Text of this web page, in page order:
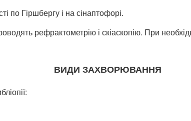
по Гіршбергу і на сінаптофорі.
рефрактометрію і скіаскопію. При
ВИДИ ЗАХВОРЮВАННЯ